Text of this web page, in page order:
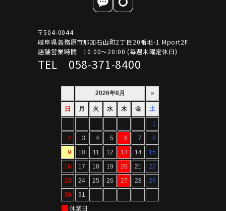
〒504-0044
岐阜県各務原市那加石山町2丁目20番地-1 Mport2F
店舗営業時間 10:00～20:00 (毎週木曜定休日)
TEL 058-371-8400